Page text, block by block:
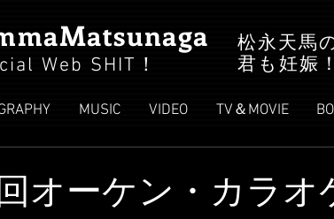
Web SHIT ！
松永天馬
君も妊娠！
MUSIC VIDEO TV＆MOVIE
オーケン・カラオ